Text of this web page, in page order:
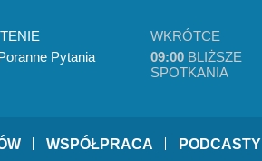
Pytania
WKRÓTCE
09:00 BLIŻSZE
SPOTKANIA
WSPÓŁPRACA PODCASTY